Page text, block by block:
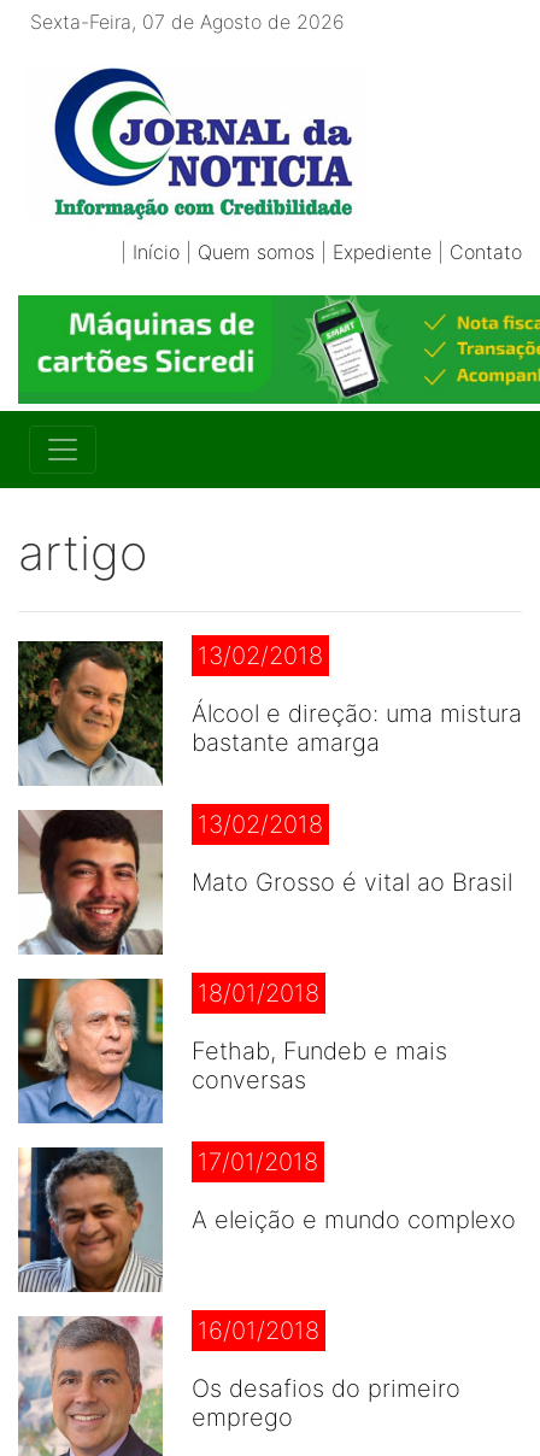
Sexta-Feira, 07 de Agosto de 2026
Início Quem somos Expediente Contato
artigo
13/02/2018
Álcool e direção: uma mistura
bastante amarga
13/02/2018
Mato Grosso é vital ao Brasil
18/01/2018
Fethab, Fundeb e mais
conversas
17/01/2018
A eleição e mundo complexo
16/01/2018
Os desafios do primeiro
emprego